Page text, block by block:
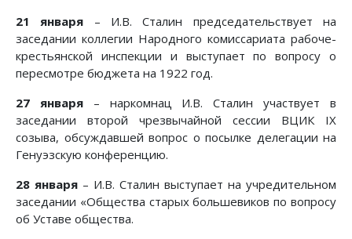
21 января – И.В. Сталин председательствует на
заседании коллегии Народного комиссариата рабоче-
крестьянской инспекции и выступает по вопросу о
пересмотре бюджета на 1922 год.
27 января– наркомнац И.В. Сталин участвует в
заседании второй чрезвычайной сессии ВЦИК IX
созыва, обсуждавшей вопрос о посылке делегации на
Генуэзскую конференцию.
28 января – И.В. Сталин выступает на учредительном
заседании «Общества старых большевиков по вопросу
об Уставе общества.